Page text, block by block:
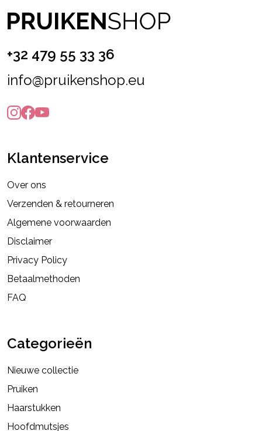
+32 479 55 33 36
info@pruikenshop.eu
Klantenservice
Over ons
Verzenden & retourneren
Algemene voorwaarden
Disclaimer
Privacy Policy
Betaalmethoden
FAQ
Categorieën
Nieuwe collectie
Pruiken
Haarstukken
Hoofdmutsjes